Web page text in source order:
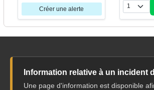
Créer une alerte
Information relative à un incident
Une page d'information est disponible